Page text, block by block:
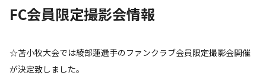
FC会員限定撮影会情報
☆苫小牧大会では綾部蓮選手のファンクラブ会員限定撮影会開催
が決定致しました。